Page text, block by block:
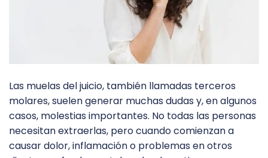
Las muelas del juicio, también llamadas terceros
molares, suelen generar muchas dudas y, en algunos
casos, molestias importantes. No todas las personas
necesitan extraerlas, pero cuando comienzan a
causar dolor, inflamación o problemas en otros